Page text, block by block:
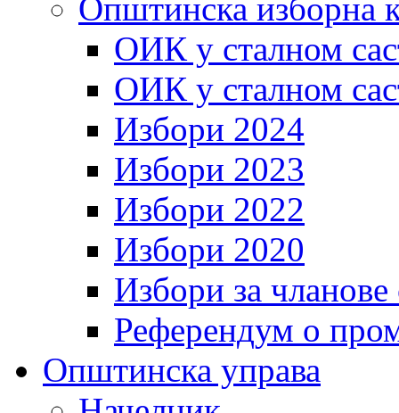
Општинска изборна
ОИК у сталном
ОИК у сталном
Избори 2024
Избори 2023
Избори 2022
Избори 2020
Избори за
Референдум о
Општинска управа